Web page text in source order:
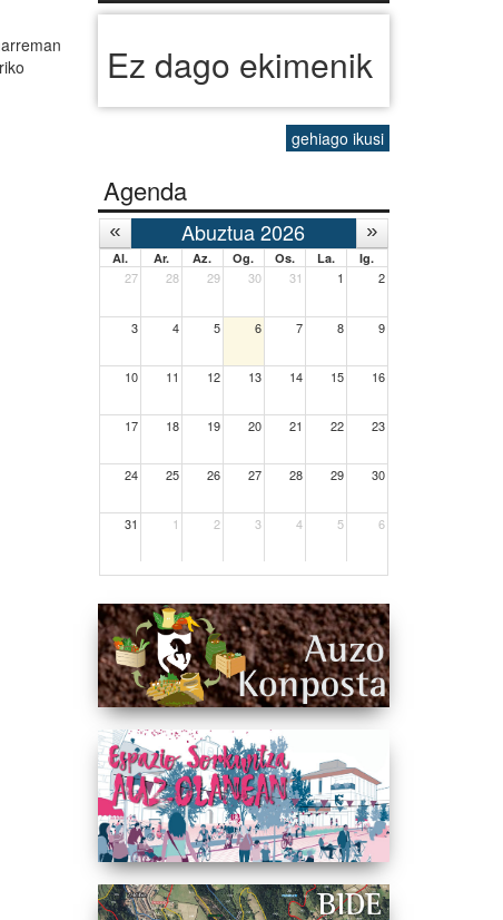
Ez dago ekimenik
gehiago ikusi
Agenda
Abuztua 2026
Al. Ar. Az. Og. Os. La. Ig.
27 28 29 30 31 1 2
3 4 5 6 7 8 9
10 11 12 13 14 15 16
17 18 19 20 21 22 23
24 25 26 27 28 29 30
31 1 2 3 4 5 6